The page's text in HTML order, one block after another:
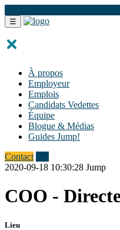
☰
À propos
Employeur
Emplois
Candidats Vedettes
Équipe
Blogue & Médias
Guides Jump!
Contact
2020-09-18 10:30:28 Jump
COO -
Lieu